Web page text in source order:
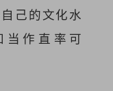
己的文化水
作直率可